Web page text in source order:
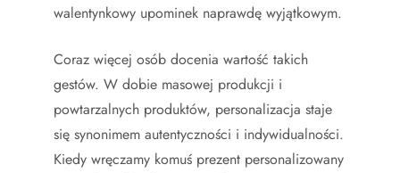
walentynkowy upominek naprawdę wyjątkowym.
Coraz więcej osób docenia wartość takich
gestów. W dobie masowej produkcji i
powtarzalnych produktów, personalizacja staje
się synonimem autentyczności i indywidualności.
Kiedy wręczamy komuś prezent personalizowany